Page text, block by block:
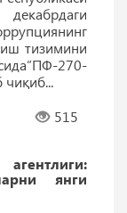
тизимини
270-
515
янги